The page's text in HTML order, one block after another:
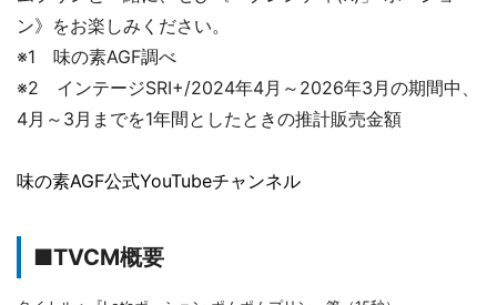
ン》をお楽しみください。
※1 味の素AGF調べ
※2 インテージSRI+/2024年4月～2026年3月の期間中、
4月～3月までを1年間としたときの推計販売金額
味の素AGF公式YouTubeチャンネル
■TVCM概要